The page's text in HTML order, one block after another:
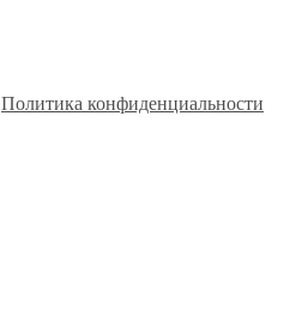
Политика конфиденциальности